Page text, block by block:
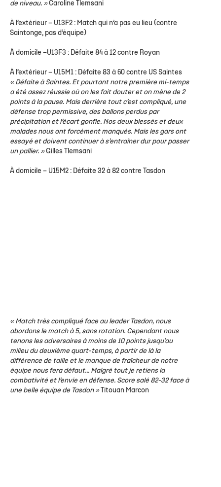
de niveau. »Caroline Tlemsani
À l’extérieur – U13F2 : Match qui n’a pas eu lieu (contre
Saintonge, pas d’équipe)
À domicile –U13F3 : Défaite 84 à 12 contre Royan
À l’extérieur – U15M1 : Défaite 83 à 60 contre US Saintes
« Défaite à Saintes. Et pourtant notre première mi-temps
a été assez réussie où on les fait douter et on mène de 2
points à la pause. Mais derrière tout c’est compliqué, une
défense trop permissive, des ballons perdus par
précipitation et l’écart gonfle. Nos deux blessés et deux
malades nous ont forcément manqués. Mais les gars ont
essayé et doivent continuer à s’entraîner dur pour passer
un pallier. »Gilles Tlemsani
À domicile – U15M2 : Défaite 32 à 82 contre Tasdon
« Match très compliqué face au leader Tasdon, nous
abordons le match à 5, sans rotation. Cependant nous
tenons les adversaires à moins de 10 points jusqu’au
milieu du deuxième quart-temps, à partir de là la
différence de taille et le manque de fraîcheur de notre
équipe nous fera défaut... Malgré tout je retiens la
combativité et l’envie en défense. Score salé 82-32 face à
une belle équipe de Tasdon »Titouan Marcon